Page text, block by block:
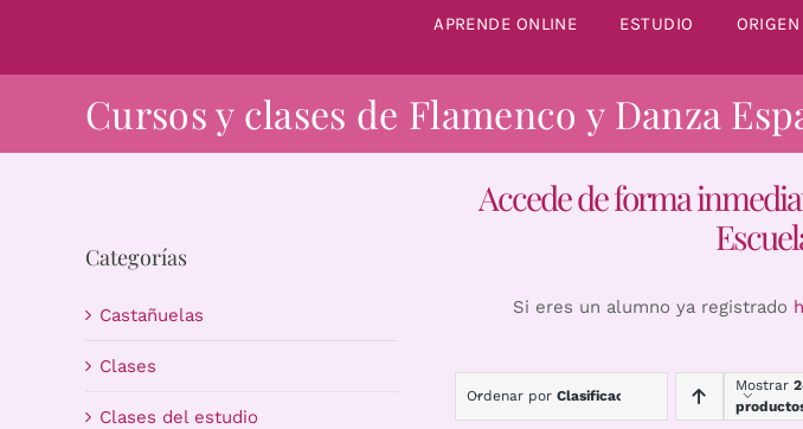
APRENDE ONLINE ESTUDIO ORIGEN
Cursos y clases de Flamenco y Danza
Categorías
Castañuelas
Clases
Clases del estudio
Accede de forma
Si eres un alumno ya registrado
Ordenar por Clasificación
Mostrar